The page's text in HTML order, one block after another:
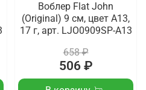
Воблер Flat John
(Original) 9 см, цвет A13,
17 г, арт. LJO0909SP-A13
658 ₽
506 ₽